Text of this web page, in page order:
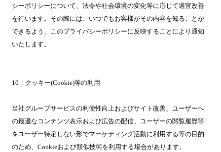
シーポリシーについて、法令や社会環境の変化等に応じて適宜改善
を行います。その際には、いつでもお客様がその内容を知ることが
できるよう、このプライバシーポリシーに反映することにより通知
いたします。
10．クッキー(Cookie)等の利用
当社グループサービスの利便性向上およびサイト改善、ユーザーへ
の最適なコンテンツ表示および広告の配信、ユーザーの閲覧履歴等
をユーザー特定しない形でマーケティング活動に利用する等の目的
のため、Cookieおよび類似技術を利用する場合があります。